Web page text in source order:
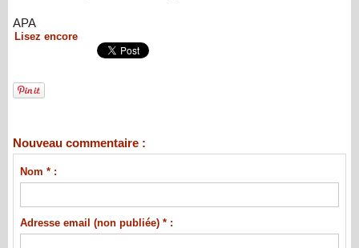
APA
Lisez encore
Nouveau commentaire :
Nom * :
Adresse email (non publiée) * :